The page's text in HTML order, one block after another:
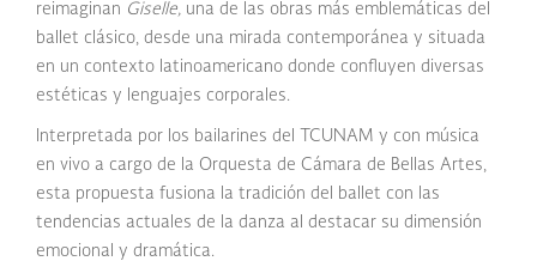
reimaginan Giselle, una de las obras más emblemáticas del
ballet clásico, desde una mirada contemporánea y situada
en un contexto latinoamericano donde confluyen diversas
estéticas y lenguajes corporales.
Interpretada por los bailarines del TCUNAM y con música
en vivo a cargo de la Orquesta de Cámara de Bellas Artes,
esta propuesta fusiona la tradición del ballet con las
tendencias actuales de la danza al destacar su dimensión
emocional y dramática.